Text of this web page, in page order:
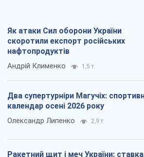
Як атаки Сил оборони України
скоротили експорт російських
нафтопродуктів
Андрій Клименко 1,5 т.
Два супертурніри Магучіх:
календар осені 2026 року
Олександр Липенко 2,9 т.
Ракетний щит і меч України: